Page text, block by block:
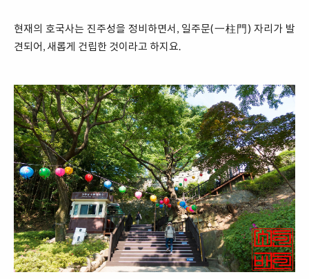
현재의 호국사는 진주성을 정비하면서, 일주문(一柱門) 자리가 발
견되어, 새롭게 건립한 것이라고 하지요.